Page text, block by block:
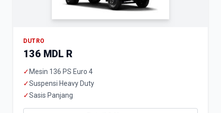
DUTRO
136 MDL R
✓ Mesin 136 PS Euro 4
✓Suspensi Heavy Duty
✓Sasis Panjang